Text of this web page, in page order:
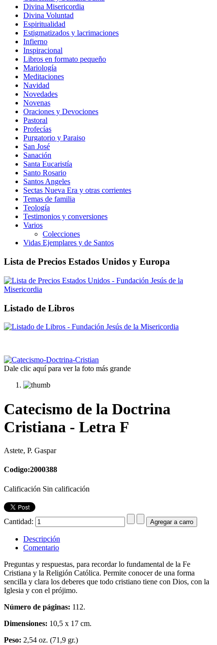
Divina Misericordia
Divina Voluntad
Espiritualidad
Estigmatizados y lacrimaciones
Infierno
Inspiracional
Libros en formato pequeño
Mariología
Meditaciones
Navidad
Novedades
Novenas
Oraciones y Devociones
Pastoral
Profecías
Purgatorio y Paraiso
San José
Sanación
Santa Eucaristía
Santo Rosario
Santos Angeles
Sectas Nueva Era y otras corrientes
Temas de familia
Teología
Testimonios y conversiones
Varios
Colecciones
Vidas Ejemplares y de Santos
Lista de Precios Estados Unidos y Europa
Listado de Libros
Dale clic aquí para ver la foto más grande
Catecismo de la Doctrina
Cristiana - Letra F
Astete, P. Gaspar
Codigo:2000388
Calificación Sin calificación
Cantidad:
Descripción
Comentario
Preguntas y respuestas, para recordar lo fundamental de la Fe
Cristiana y la Religión Católica. Permite conocer de una forma
sencilla y clara los deberes que todo cristiano tiene con Dios, con la
Iglesia y con el prójimo.
Número de páginas: 112.
Dimensiones: 10,5 x 17 cm.
Peso: 2,54 oz. (71,9 gr.)